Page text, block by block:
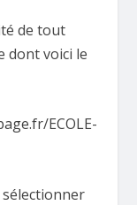
de tout
dont voici le
ECOLE-